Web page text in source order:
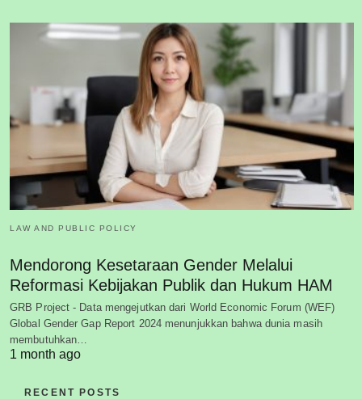
LAW AND PUBLIC POLICY
Mendorong Kesetaraan Gender Melalui
Reformasi Kebijakan Publik dan Hukum HAM
GRB Project - Data mengejutkan dari World Economic Forum (WEF)
Global Gender Gap Report 2024 menunjukkan bahwa dunia masih
membutuhkan…
1 month ago
RECENT POSTS